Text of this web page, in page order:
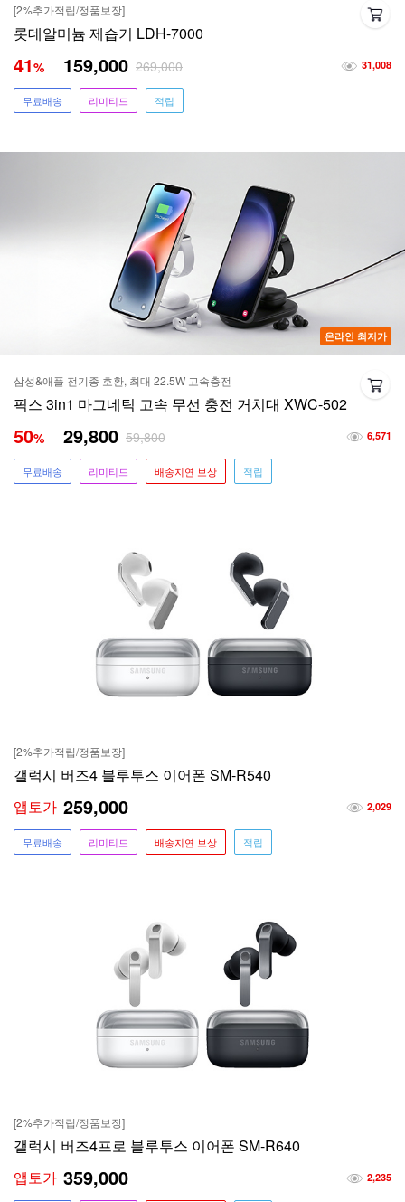
[2%추가적립/정품보장]
롯데알미늄 제습기 LDH-7000
31,008
41% 159,000 269,000
무료배송 리미티드 적립
온라인 최저가
삼성&애플 전기종 호환, 최대 22.5W 고속충전
픽스 3in1 마그네틱 고속 무선 충전 거치대 XWC-502
6,571
50% 29,800 59,800
무료배송 리미티드 배송지연 보상 적립
[2%추가적립/정품보장]
갤럭시 버즈4 블루투스 이어폰 SM-R540
2,029
앱토가 259,000
무료배송 리미티드 배송지연 보상 적립
[2%추가적립/정품보장]
갤럭시 버즈4프로 블루투스 이어폰 SM-R640
2,235
앱토가 359,000